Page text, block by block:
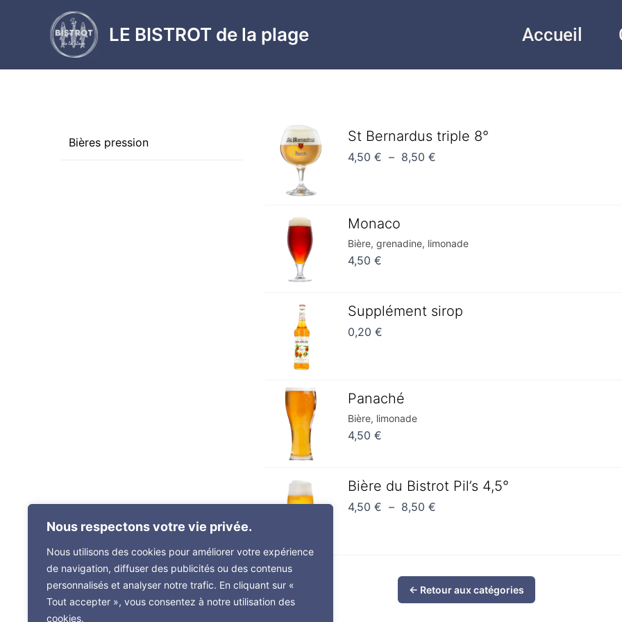
Nous respectons votre vie privée.
Nous utilisons des cookies pour améliorer votre expérience
de navigation, diffuser des publicités ou des contenus
personnalisés et analyser notre trafic. En cliquant sur «
Tout accepter », vous consentez à notre utilisation des
cookies.
LE BISTROT de la plage Accueil
Bières pression St Bernardus triple 8°
4,50 € – 8,50 €
Plage
de
Monaco
Bière, grenadine, limonade
4,50 €
Supplément sirop
0,20 €
Panaché
Bière, limonade
4,50 €
Bière du Bistrot Pil’s 4,5°
4,50 € – 8,50 €
Plage
de
8,50 €
← Retour aux catégories